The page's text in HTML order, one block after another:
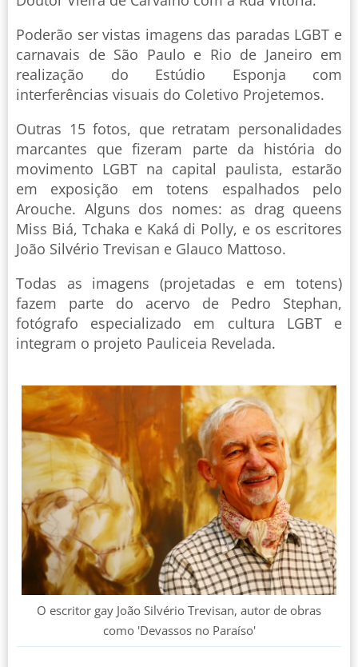
Poderão ser vistas imagens das paradas LGBT e
carnavais de São Paulo e Rio de Janeiro em
realização do Estúdio Esponja com
interferências visuais do Coletivo Projetemos.
Outras 15 fotos, que retratam personalidades
marcantes que fizeram parte da história do
movimento LGBT na capital paulista, estarão
em exposição em totens espalhados pelo
Arouche. Alguns dos nomes: as drag queens
Miss Biá, Tchaka e Kaká di Polly, e os escritores
João Silvério Trevisan e Glauco Mattoso.
Todas as imagens (projetadas e em totens)
fazem parte do acervo de Pedro Stephan,
fotógrafo especializado em cultura LGBT e
integram o projeto Pauliceia Revelada.
O escritor gay João Silvério Trevisan, autor de obras
como 'Devassos no Paraíso'